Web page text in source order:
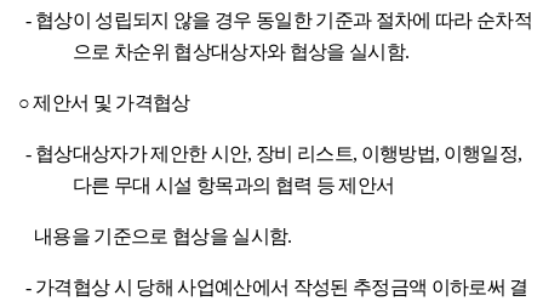
- 협상이 성립되지 않을 경우 동일한 기준과 절차에 따라 순차적
으로 차순위 협상대상자와 협상을 실시함.
○제안서 및 가격협상
- 협상대상자가 제안한 시안, 장비 리스트, 이행방법, 이행일정,
다른 무대 시설 항목과의 협력 등 제안서
내용을 기준으로 협상을 실시함.
- 가격협상 시 당해 사업예산에서 작성된 추정금액 이하로써 결